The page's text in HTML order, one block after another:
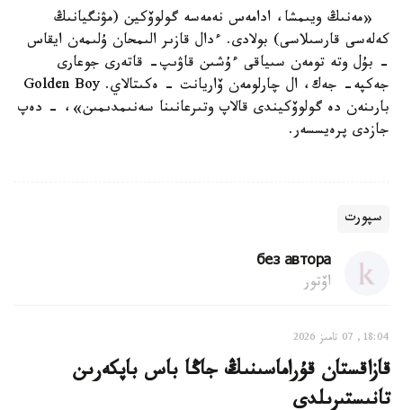
⠀ «مەنىڭ ويىمشا، ادامەس نەمەسە گولوۆكين (مۋنگيانىڭ
كەلەسى قارسىلاسى) بولادى. ءدال قازىر الىمحان ۇلىمەن ايقاس
- بۇل وتە تومەن سىياقى ءۇشىن قاۋىپ- قاتەرى جوعارى
جەكپە- جەك، ال چارلومەن ۆاريانت - ەكىتالاي. Golden Boy
بارىنەن دە گولوۆكيندى قالاپ وتىرعانىنا سەنىمدىمىن»، - دەپ
جازدى پرەيسسەر.
سپورت
без автора
اۆتور
18:04, 07 تامىز 2026
قازاقستان قۇراماسىنىڭ جاڭا باس باپكەرىن
تانىستىرىلدى